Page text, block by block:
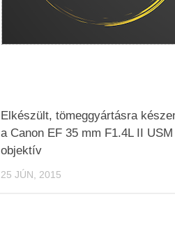
Elkészült, tömeggyártásra
a Canon EF 35 mm F1.4L II USM
objektív
25 JÚN, 2015